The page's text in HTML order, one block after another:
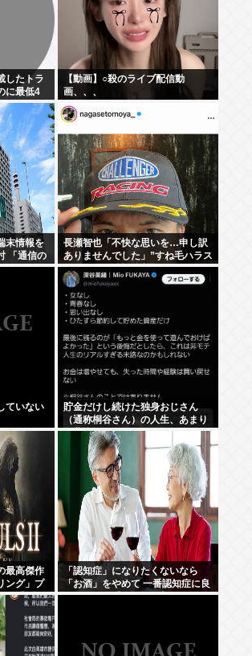
したトラ
に最低4
【動画】○殺のライブ配信動
画、、、
末情報を
「通信の
長瀬智也「不快な思いを…申し訳
ありませんでした」”すね毛ハラス
メント”を女性に謝罪
ていない
貯金だけし続けた独身おじさん
（通称桐谷さん）の人生、あまり
に悲惨すぎるwww
最高傑作
ング」プ
り「ダク
「認知症」になりたくないなら
「お酒」をやめて 一番認知症に良
くないのは「お酒」と判明